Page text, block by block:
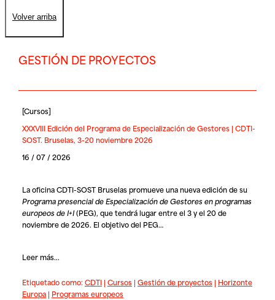
Volver arriba
GESTIÓN DE PROYECTOS
[Cursos]
XXXVIII Edición del Programa de Especialización de Gestores | CDTI-
SOST. Bruselas, 3-20 noviembre 2026
16 / 07 / 2026
La oficinaCDTI-SOST Bruselaspromueve una nueva edición de su
Programa presencial de Especialización de Gestores en programas
europeos de I+I(PEG), que tendrá lugar entre el 3 y el 20 de
noviembre de 2026. El objetivo del PEG…
Leer más...
Etiquetado como:CDTI| Cursos| Gestión de proyectos| Horizonte
Europa| Programas europeos